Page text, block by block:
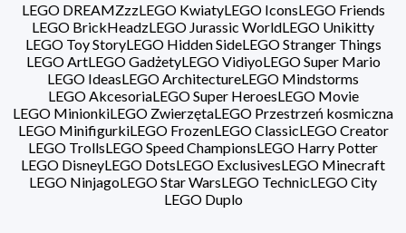
LEGO DREAMZzzLEGO KwiatyLEGO IconsLEGO Friends
LEGO BrickHeadzLEGO Jurassic WorldLEGO Unikitty
LEGO Toy StoryLEGO Hidden SideLEGO Stranger Things
LEGO ArtLEGO GadżetyLEGO VidiyoLEGO Super Mario
LEGO IdeasLEGO ArchitectureLEGO Mindstorms
LEGO AkcesoriaLEGO Super HeroesLEGO Movie
LEGO MinionkiLEGO ZwierzętaLEGO Przestrzeń kosmiczna
LEGO MinifigurkiLEGO FrozenLEGO ClassicLEGO Creator
LEGO TrollsLEGO Speed ChampionsLEGO Harry Potter
LEGO DisneyLEGO DotsLEGO ExclusivesLEGO Minecraft
LEGO NinjagoLEGO Star WarsLEGO TechnicLEGO City
LEGO Duplo